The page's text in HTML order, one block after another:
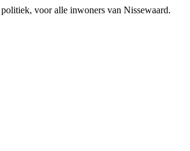
voor alle inwoners van Nissewaard.